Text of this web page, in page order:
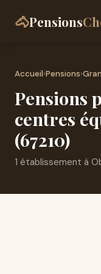
🐴Pensions
Accueil›Pensions›
Pensions
centres
(67210)
1 établissement à